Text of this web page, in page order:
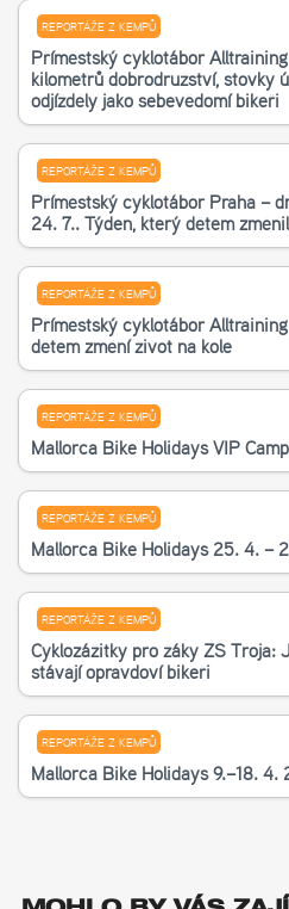
REPORTÁŽE Z KEMPŮ
Příměstský cyklotábor
kilometrů dobrodružství, stovky
odjížděly jako sebevědomí bikeři
REPORTÁŽE Z KEMPŮ
Příměstský cyklotábor Praha –
24. 7.. Týden, který dětem
REPORTÁŽE Z KEMPŮ
Příměstský cyklotábor
dětem změní život na kole
REPORTÁŽE Z KEMPŮ
Mallorca Bike Holidays VIP
REPORTÁŽE Z KEMPŮ
Mallorca Bike Holidays 25. 4. –
REPORTÁŽE Z KEMPŮ
Cyklozážitky pro žáky ZŠ Troja:
stávají opravdoví bikeři
REPORTÁŽE Z KEMPŮ
Mallorca Bike Holidays 9.–18. 4.